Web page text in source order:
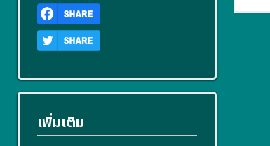
เพิ่มเติม